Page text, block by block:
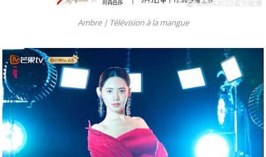
Ambre | Télévision à la mangue